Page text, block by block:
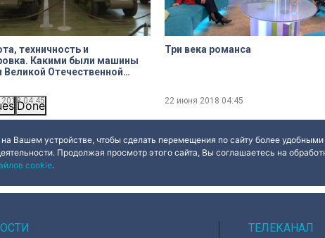
Done
техничность и
Какими были машины
201804:45
Три века романса
22 июня 2018 04:45
Вашем устройстве, чтобы сделать перемещения по сайту более
Продолжая просмотр этого сайта, Вы соглашаетесь на
cookie.
ТЕЛЕКАНАЛ